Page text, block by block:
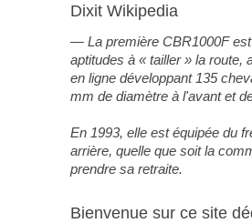
Dixit Wikipedia
La première CBR1000F
aptitudes à « tailler » la route,
en ligne développant 135
mm de diamètre à l'avant et
En 1993, elle est équipée du
arrière, quelle que soit la
prendre sa retraite.
Bienvenue sur ce site